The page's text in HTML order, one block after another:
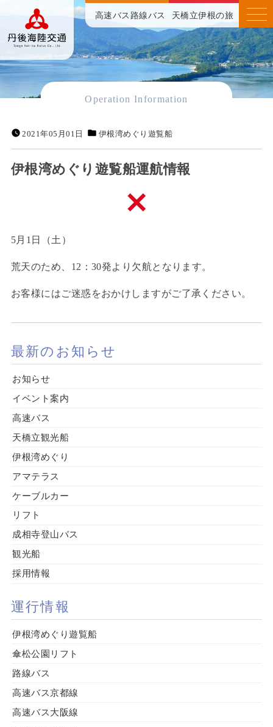
高速バス 路線バス 天橋立伊根の旅
Operation Information
2021年05月01日 伊根湾めぐり遊覧船
伊根湾めぐり遊覧船運航情報
5月1日（土）
荒天のため、12：30発より欠航となります。
お客様にはご迷惑をおかけしますがご了承ください。
最新のお知らせ
お知らせ
イベント案内
高速バス
天橋立観光船
伊根湾めぐり
アマテラス
ケーブルカー
リフト
成相寺登山バス
観光船
採用情報
運行情報
伊根湾めぐり遊覧船
傘松公園リフト
路線バス
高速バス京都線
高速バス大阪線